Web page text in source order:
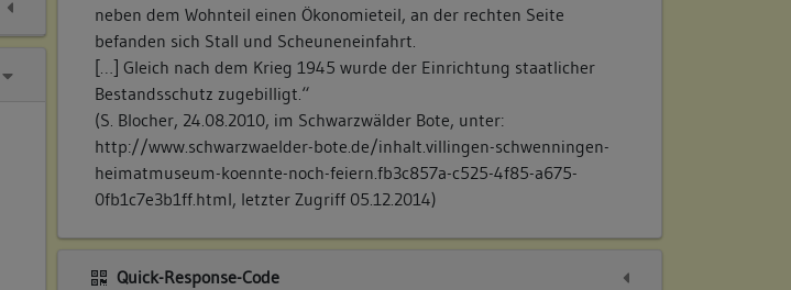
neben dem Wohnteil einen Ökonomieteil, an der rechten Seite
befanden sich Stall und Scheuneneinfahrt.
[…] Gleich nach dem Krieg 1945 wurde der Einrichtung staatlicher
Bestandsschutz zugebilligt.“
(S. Blocher, 24.08.2010, im Schwarzwälder Bote, unter:
http://www.schwarzwaelder-bote.de/inhalt.villingen-schwenningen-
heimatmuseum-koennte-noch-feiern.fb3c857a-c525-4f85-a675-
0fb1c7e3b1ff.html, letzter Zugriff 05.12.2014)
Quick-Response-Code